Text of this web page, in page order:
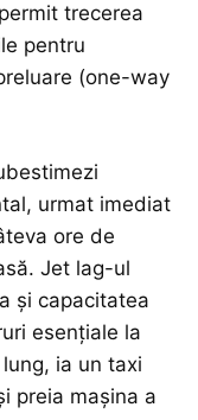
trecerea
pentru
(one-way
urmat imediat
ore de
Jet lag-ul
și capacitatea
esențiale la
ia un taxi
preia mașina a